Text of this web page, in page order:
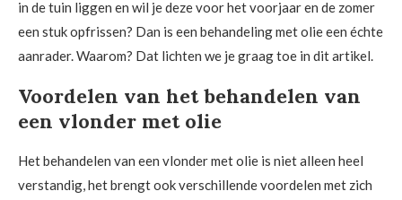
in de tuin liggen en wil je deze voor het voorjaar en de zomer
een stuk opfrissen? Dan is een behandeling met olie een échte
aanrader. Waarom? Dat lichten we je graag toe in dit artikel.
Voordelen van het behandelen van
een vlonder met olie
Het behandelen van een vlonder met olie is niet alleen heel
verstandig, het brengt ook verschillende voordelen met zich